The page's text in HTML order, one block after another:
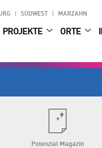
SÜDWEST MARZAHN
PROJEKTE ORTE
Potenzial Magazin